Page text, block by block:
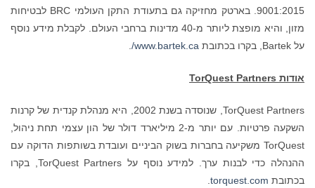
9001:2015. בארטק מחזיקה גם בתעודת התקן העולמי BRC לבטיחות
מזון, והיא מופצת ליותר מ-40 מדינות ברחבי העולם. לקבלת מידע נוסף
על Bartek, בקרו בכתובת
www.bartek.ca/
אודות TorQuest Partners
TorQuest Partners, שנוסדה בשנת 2002, היא מנהלת קנדית של קרנות
השקעה פרטיות. עם יותר מ-2 מיליארד דולר של הון עצמי תחת ניהול,
TorQuest משקיעה בחברות בשוק הביניים ועובדת בשותפות הדוקה עם
ההנהלה כדי לבנות ערך. למידע נוסף על TorQuest Partners, בקרו
בכתובת torquest.com